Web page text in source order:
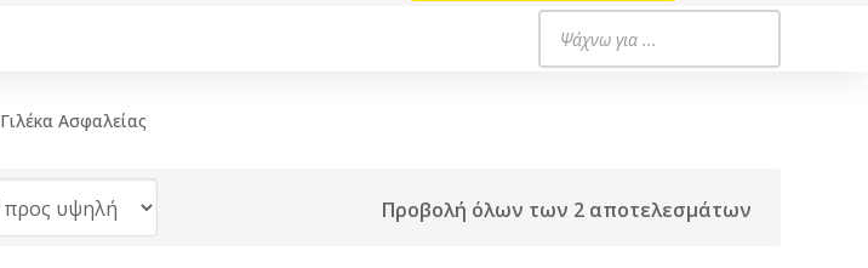
Products
search
Γιλέκα Ασφαλείας
Προβολή όλων των 2 αποτελεσμάτων